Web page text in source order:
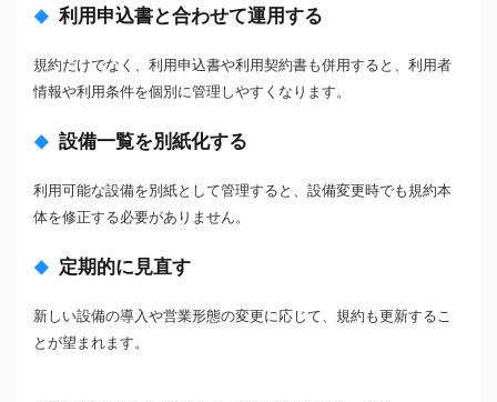
利用申込書と合わせて運用する
規約だけでなく、利用申込書や利用契約書も併用すると、利用者
情報や利用条件を個別に管理しやすくなります。
設備一覧を別紙化する
利用可能な設備を別紙として管理すると、設備変更時でも規約本
体を修正する必要がありません。
定期的に見直す
新しい設備の導入や営業形態の変更に応じて、規約も更新するこ
とが望まれます。